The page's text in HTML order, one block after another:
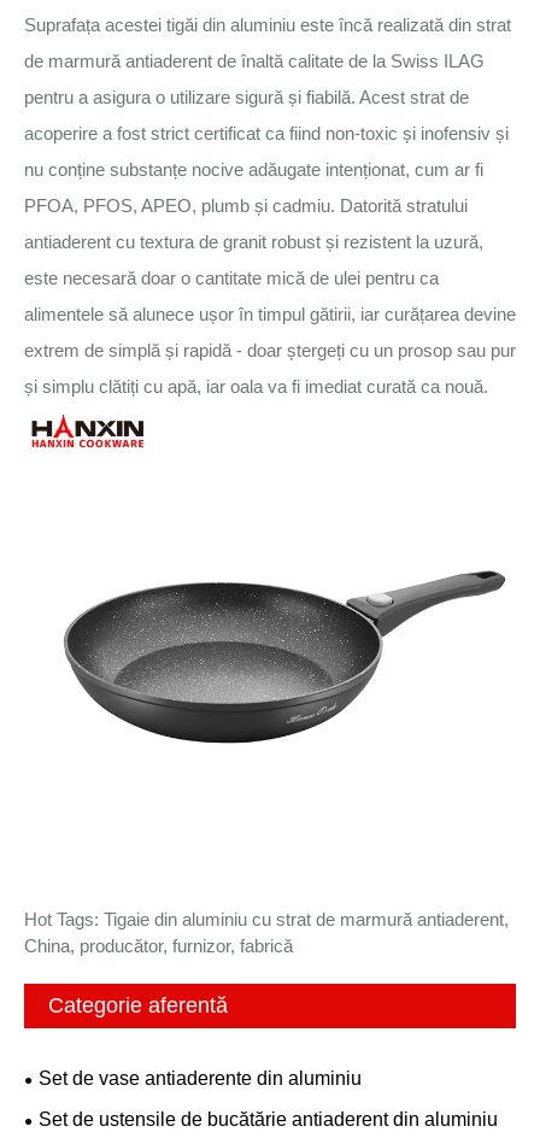
Suprafața acestei tigăi din aluminiu este încă realizată din strat
de marmură antiaderent de înaltă calitate de la Swiss ILAG
pentru a asigura o utilizare sigură și fiabilă. Acest strat de
acoperire a fost strict certificat ca fiind non-toxic și inofensiv și
nu conține substanțe nocive adăugate intenționat, cum ar fi
PFOA, PFOS, APEO, plumb și cadmiu. Datorită stratului
antiaderent cu textura de granit robust și rezistent la uzură,
este necesară doar o cantitate mică de ulei pentru ca
alimentele să alunece ușor în timpul gătirii, iar curățarea devine
extrem de simplă și rapidă - doar ștergeți cu un prosop sau pur
și simplu clătiți cu apă, iar oala va fi imediat curată ca nouă.
Hot Tags: Tigaie din aluminiu cu strat de marmură antiaderent,
China, producător, furnizor, fabrică
Categorie aferentă
Set de vase antiaderente din aluminiu
Set de ustensile de bucătărie antiaderent din aluminiu